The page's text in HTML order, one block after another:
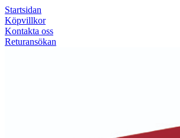
Startsidan
Köpvillkor
Kontakta oss
Returansökan